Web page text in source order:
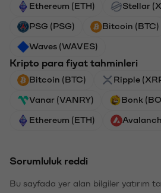
Ethereum (ETH) Stellar
PSG (PSG) Bitcoin (BTC)
Waves (WAVES)
Kripto para fiyat tahminleri
Bitcoin (BTC) Ripple
Vanar (VANRY) Bonk
Ethereum (ETH)
Sorumluluk reddi
Bu sayfada yer alan bilgiler yatırım